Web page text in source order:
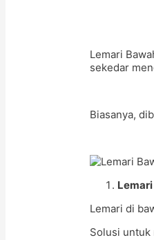
Lemari
sekedar
Biasanya,
Lemari di
Solusi untuk